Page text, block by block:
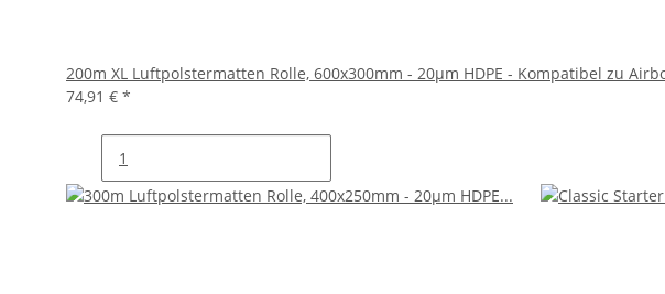
200m XL Luftpolstermatten Rolle, 600x300mm - 20µm HDPE - Kompatibel zu
74,91 € *